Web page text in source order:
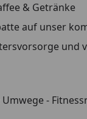
& Getränke
auf unser
und
-